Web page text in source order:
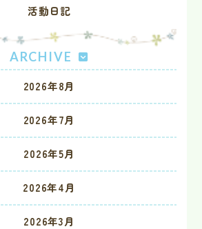
活動日記
ARCHIVE
2026年8月
2026年7月
2026年5月
2026年4月
2026年3月